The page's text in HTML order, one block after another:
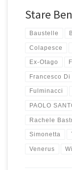
Stare
Baustelle
Colapesce
Ex-Otago
Francesco
Fulminacci
PAOLO
Rachele
Simonetta
Venerus